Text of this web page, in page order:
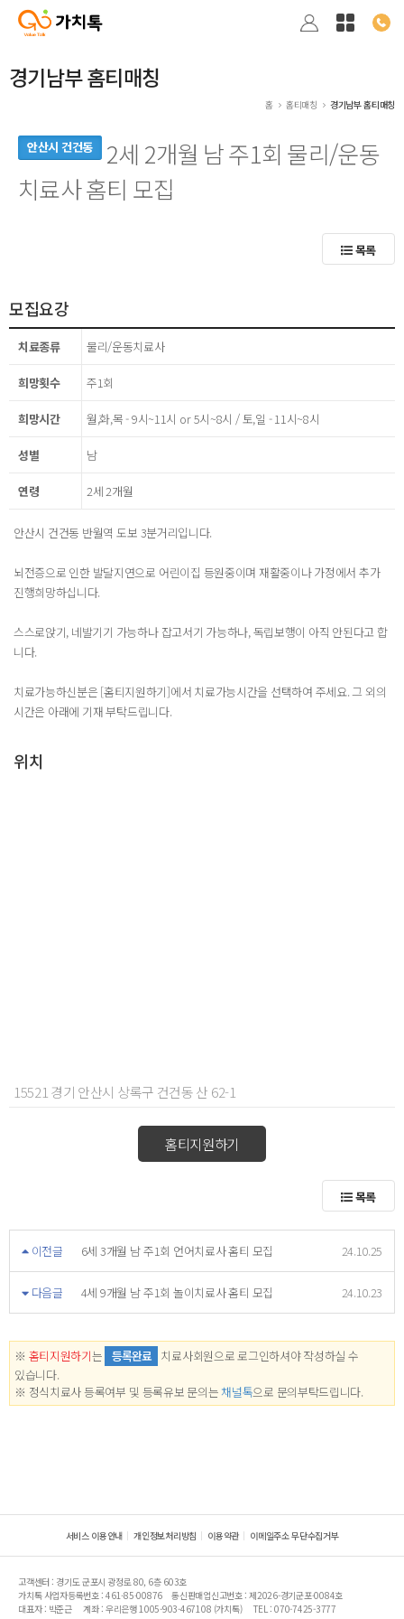
경기남부 홈티매칭
홈 홈티매칭 경기남부 홈티매칭
안산시 건건동
2세 2개월 남 주1회 물리/운동
치료사 홈티 모집
목록
모집요강
치료종류 물리/운동치료사
희망횟수 주1회
희망시간 월,화,목 - 9시~11시 or 5시~8시 / 토,일 - 11시~8시
성별 남
연령 2세 2개월
안산시 건건동 반월역 도보 3분거리입니다.
뇌전증으로 인한 발달지연으로 어린이집 등원중이며 재활중이나 가정에서 추가
진행희망하십니다.
스스로앉기, 네발기기 가능하나 잡고서기 가능하나, 독립보행이 아직 안된다고 합
니다.
치료가능하신분은 [홈티지원하기]에서 치료가능시간을 선택하여 주세요. 그 외의
시간은 아래에 기재 부탁드립니다.
위치
15521 경기 안산시 상록구 건건동 산 62-1
홈티지원하기
목록
이전글 6세 3개월 남 주1회 언어치료사 홈티 모집 24.10.25
다음글 4세 9개월 남 주1회 놀이치료사 홈티 모집 24.10.23
※ 홈티지원하기는 등록완료 치료사회원으로 로그인하셔야 작성하실 수
있습니다.
※ 정식치료사 등록여부 및 등록유보 문의는 채널톡으로 문의부탁드립니다.
서비스 이용안내 개인정보처리방침 이용약관 이메일주소 무단수집거부
고객센터 : 경기도 군포시 광정로 80, 6층 603호
가치톡 사업자등록번호 : 461-85-00876
통신판매업신고번호 : 제2026-경기군포-0084호
대표자 : 박준근
계좌 : 우리은행 1005-903-467108 (가치톡)
TEL : 070-7425-3777